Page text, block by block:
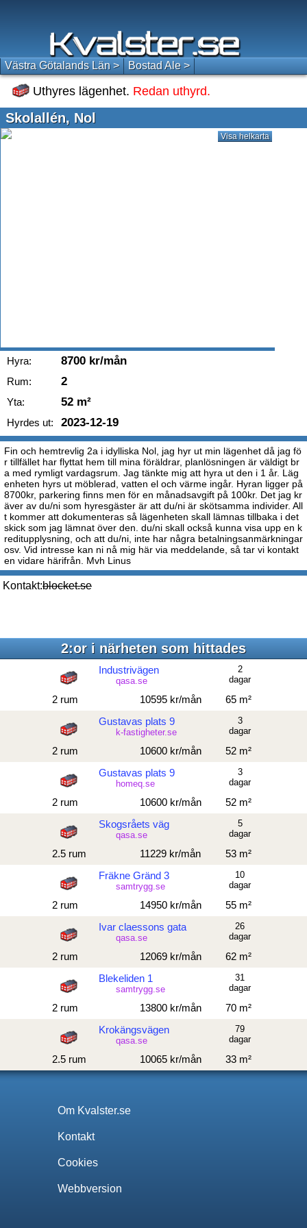
Västra Götalands Län > Bostad Ale >
Uthyres lägenhet. Redan uthyrd.
Skolallén, Nol
Visa helkarta
Hyra: 8700 kr/mån
Rum: 2
Yta: 52 m²
Hyrdes ut: 2023-12-19
Fin och hemtrevlig 2a i idylliska Nol, jag hyr ut min lägenhet då jag fö
r tillfället har flyttat hem till mina föräldrar, planlösningen är väldigt br
a med rymligt vardagsrum. Jag tänkte mig att hyra ut den i 1 år. Läg
enheten hyrs ut möblerad, vatten el och värme ingår. Hyran ligger på
8700kr, parkering finns men för en månadsavgift på 100kr. Det jag kr
äver av du/ni som hyresgäster är att du/ni är skötsamma individer. All
t kommer att dokumenteras så lägenheten skall lämnas tillbaka i det
skick som jag lämnat över den. du/ni skall också kunna visa upp en k
reditupplysning, och att du/ni, inte har några betalningsanmärkningar
osv. Vid intresse kan ni nå mig här via meddelande, så tar vi kontakt
en vidare härifrån. Mvh Linus
Kontakt:blocket.se
2:or i närheten som hittades
Industrivägen
qasa.se
2 rum 10595 kr/mån 65 m²
2
dagar
Gustavas plats 9
k-fastigheter.se
2 rum 10600 kr/mån 52 m²
3
dagar
Gustavas plats 9
homeq.se
2 rum 10600 kr/mån 52 m²
3
dagar
Skogsråets väg
qasa.se
2.5 rum 11229 kr/mån 53 m²
5
dagar
Fräkne Gränd 3
samtrygg.se
2 rum 14950 kr/mån 55 m²
10
dagar
Ivar claessons gata
qasa.se
2 rum 12069 kr/mån 62 m²
26
dagar
Blekeliden 1
samtrygg.se
2 rum 13800 kr/mån 70 m²
31
dagar
Krokängsvägen
qasa.se
2.5 rum 10065 kr/mån 33 m²
79
dagar
Om Kvalster.se
Kontakt
Cookies
Webbversion